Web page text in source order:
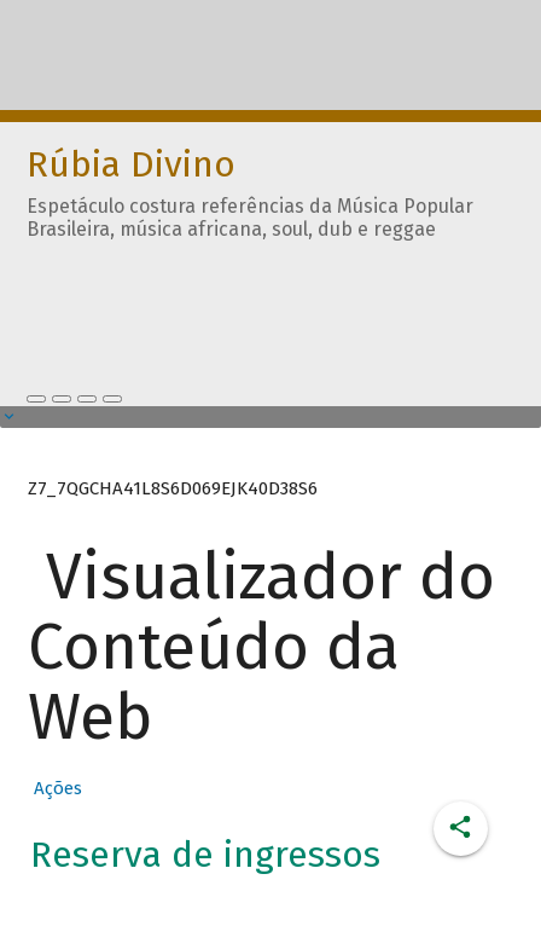
Rúbia Divino
Espetáculo costura referências da Música Popular
Brasileira, música africana, soul, dub e reggae
Z7_7QGCHA41L8S6D069EJK40D38S6
Visualizador do
Conteúdo da
Web
Ações
Reserva de ingressos